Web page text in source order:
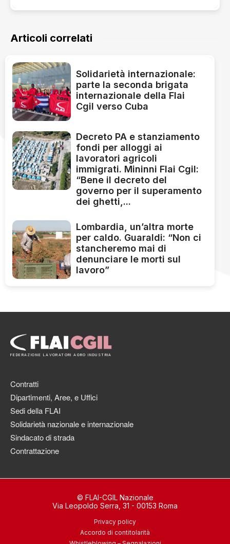
Articoli correlati
Solidarietà internazionale:
parte la seconda brigata
internazionale della Flai
Cgil verso Cuba
Decreto PA e stanziamento
fondi per alloggi ai
lavoratori agricoli
immigrati. Mininni Flai Cgil:
“Bene il decreto del
governo per il superamento
dei ghetti,...
Lombardia, un’altra morte
per caldo. Guaraldi: “Non ci
stancheremo mai di
denunciare le morti sul
lavoro”
FEDERAZIONE LAVORATORI AGRO INDUSTRIA
Contratti
Dipartimenti, Aree, e Uffici
Sedi della FLAI
Solidarietà nazionale e internazionale
Sindacato di strada
Contrattazione
© FLAI-CGIL Nazionale
Via Leopoldo Serra, 31 - 00153 Roma
Privacy policy
Accordo di contitolarità